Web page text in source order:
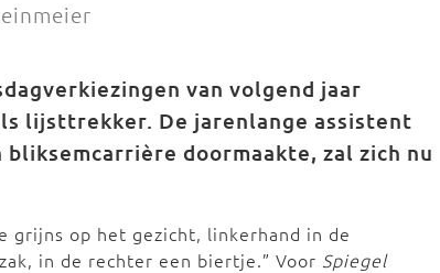
van volgend jaar
lijsttrekker. De jarenlange assistent
bliksemcarrière doormaakte, zal zich nu
grijns op het gezicht, linkerhand in de
in de rechter een biertje.” Voor Spiegel